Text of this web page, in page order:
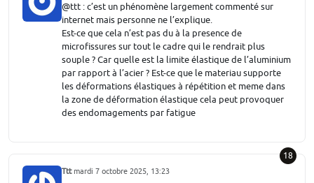
@ttt : c’est un phénomène largement commenté sur
internet mais personne ne l’explique.
Est-ce que cela n’est pas du à la presence de
microfissures sur tout le cadre qui le rendrait plus
souple ? Car quelle est la limite élastique de l’aluminium
par rapport à l’acier ? Est-ce que le materiau supporte
les déformations élastiques à répétition et meme dans
la zone de déformation élastique cela peut provoquer
des endomagements par fatigue
18
Tttmardi 7 octobre 2025, 13:23